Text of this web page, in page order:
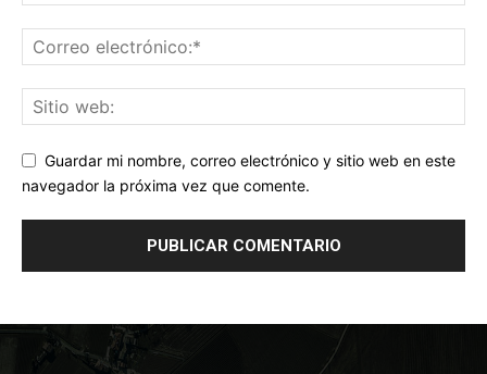
Guardar mi nombre, correo electrónico y sitio web en este
navegador la próxima vez que comente.